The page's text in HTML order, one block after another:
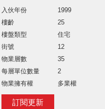
入伙年份
1999
樓齡
25
樓盤類型
住宅
街號
12
物業層數
35
每層單位數量
2
物業擁有權
多業權
訂閱更新